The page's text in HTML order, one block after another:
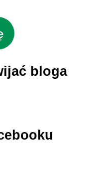
bloga